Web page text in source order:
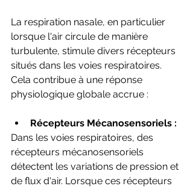
La respiration nasale, en particulier
lorsque l'air circule de manière
turbulente, stimule divers récepteurs
situés dans les voies respiratoires.
Cela contribue à une réponse
physiologique globale accrue :
Récepteurs Mécanosensoriels :
Dans les voies respiratoires, des
récepteurs mécanosensoriels
détectent les variations de pression et
de flux d'air. Lorsque ces récepteurs